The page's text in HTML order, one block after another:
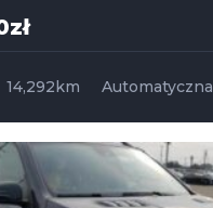
14,292km
Automatyczna